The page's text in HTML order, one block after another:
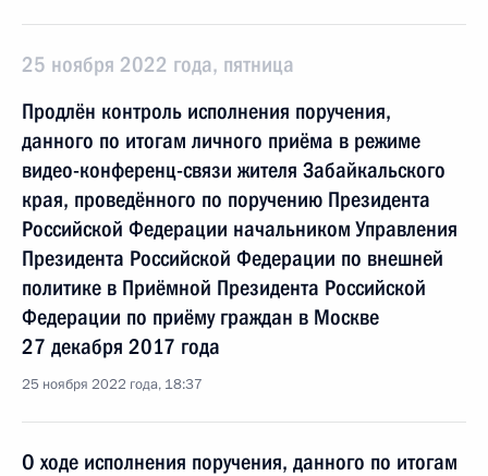
25 ноября 2022 года, пятница
Продлён контроль исполнения поручения,
данного по итогам личного приёма в режиме
видео-конференц-связи жителя Забайкальского
края, проведённого по поручению Президента
Российской Федерации начальником Управления
Президента Российской Федерации по внешней
политике в Приёмной Президента Российской
Федерации по приёму граждан в Москве
27 декабря 2017 года
25 ноября 2022 года, 18:37
О ходе исполнения поручения, данного по итогам